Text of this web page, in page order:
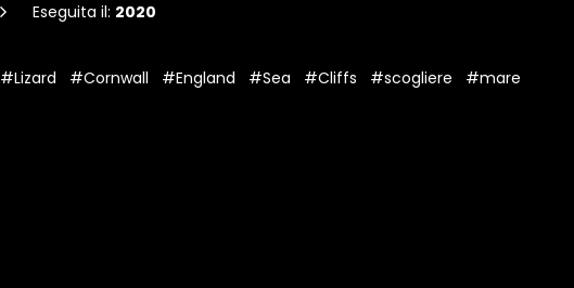
Eseguita il: 2020
#Lizard #Cornwall #England #Sea #Cliffs #scogliere #mare